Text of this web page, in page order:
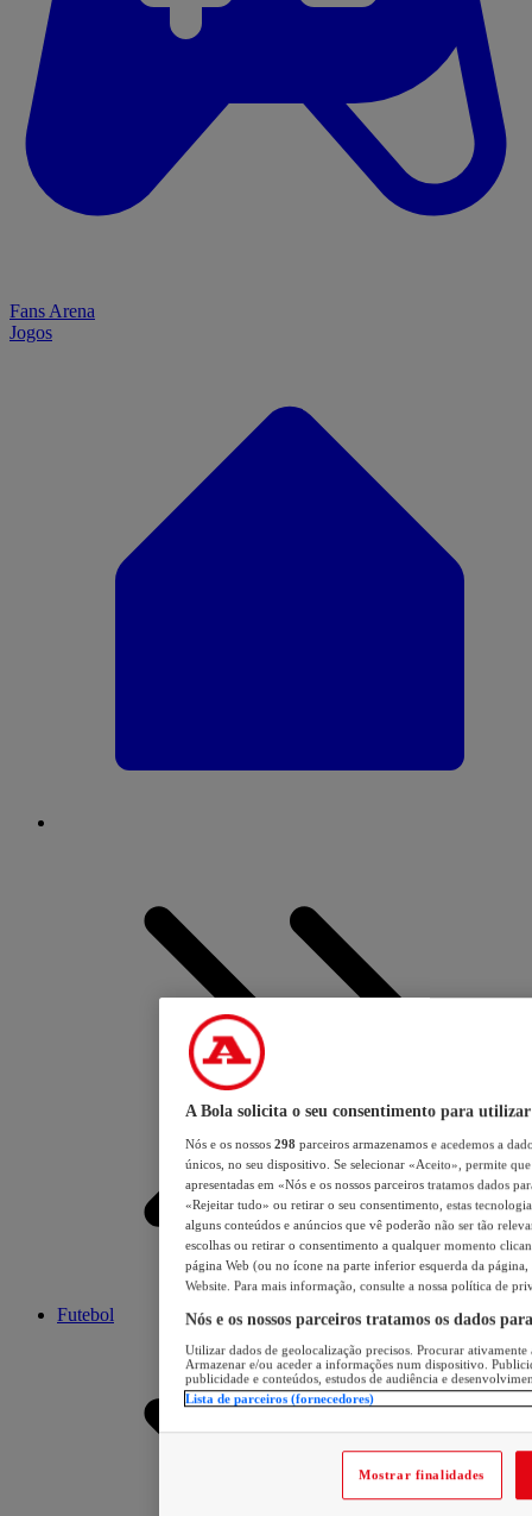
Fans Arena
Jogos
Futebol
A Bola solicita o seu consentimento para utilizar
Nós e os nossos 298 parceiros armazenamos e acedemos a
únicos, no seu dispositivo. Se selecionar «Aceito», permite
apresentadas em «Nós e os nossos parceiros tratamos dados
«Rejeitar tudo» ou retirar o seu consentimento, estas
alguns conteúdos e anúncios que vê poderão não ser tão
escolhas ou retirar o consentimento a qualquer momento
página Web (ou no ícone na parte inferior esquerda da página,
Website. Para mais informação, consulte a nossa política de
Nós e os nossos parceiros tratamos os dados
Utilizar dados de geolocalização precisos. Procurar
Armazenar e/ou aceder a informações num dispositivo.
publicidade e conteúdos, estudos de audiência e
Lista de parceiros (fornecedores)
Mostrar finalidades